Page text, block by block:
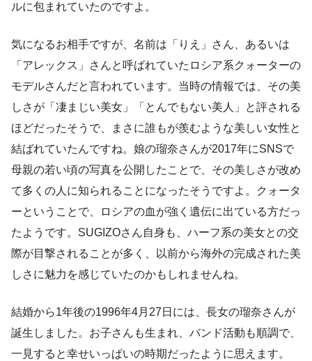
ルに包まれていたのですよ。
気になるお相手ですが、名前は「りえ」さん、あるいは
「アレックス」さんと呼ばれていたロシア系クォーターの
モデルさんだと言われています。当時の情報では、その美
しさが「凄まじい美女」「とんでもない美人」と評される
ほどだったそうで、まさに誰もが羨むような美しい女性と
結ばれていたんですね。娘の瑠奈さんが2017年にSNSで
母親の若い頃の写真を公開したことで、その美しさが改め
て多くの人に知られることになったそうですよ。クォータ
ーということで、ロシアの血が強く遺伝に出ている方だっ
たようです。SUGIZOさん自身も、ハーフ系の美女との交
際が目撃されることが多く、以前から海外の完成された美
しさに魅力を感じていたのかもしれませんね。
結婚から1年後の1996年4月27日には、長女の瑠奈さんが
誕生しました。お子さんも生まれ、バンド活動も順調で、
一見すると幸せいっぱいの時期だったように思えます。